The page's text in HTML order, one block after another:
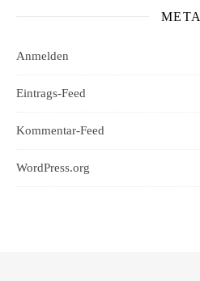
META
Anmelden
Eintrags-Feed
Kommentar-Feed
WordPress.org